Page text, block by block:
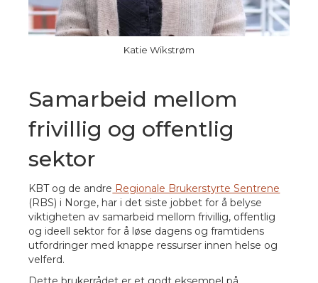
Katie Wikstrøm
Samarbeid mellom
frivillig og offentlig
sektor
KBT og de andre Regionale Brukerstyrte Sentrene
(RBS) i Norge, har i det siste jobbet for å belyse
viktigheten av samarbeid mellom frivillig, offentlig
og ideell sektor for å løse dagens og framtidens
utfordringer med knappe ressurser innen helse og
velferd.